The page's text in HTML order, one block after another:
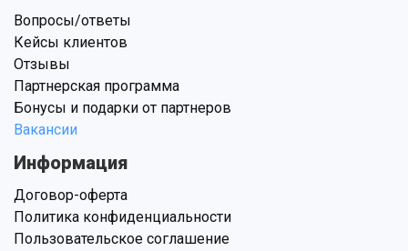
Вопросы/ответы
Кейсы клиентов
Отзывы
Партнерская программа
Бонусы и подарки от партнеров
Вакансии
Информация
Договор-оферта
Политика конфиденциальности
Пользовательское соглашение